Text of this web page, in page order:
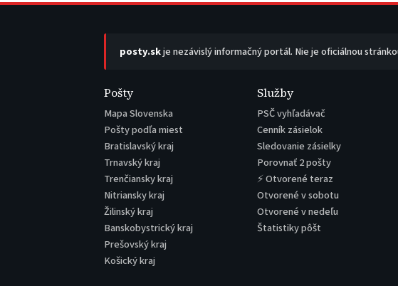
posty.skje nezávislý informačný portál. Nie je oficiálnou
Pošty
Mapa Slovenska
Pošty podľa miest
Bratislavský kraj
Trnavský kraj
Trenčiansky kraj
Nitriansky kraj
Žilinský kraj
Banskobystrický kraj
Prešovský kraj
Košický kraj
Služby
PSČ vyhľadávač
Cenník zásielok
Sledovanie zásielky
Porovnať 2 pošty
⚡ Otvorené teraz
Otvorené v sobotu
Otvorené v nedeľu
Štatistiky pôšt